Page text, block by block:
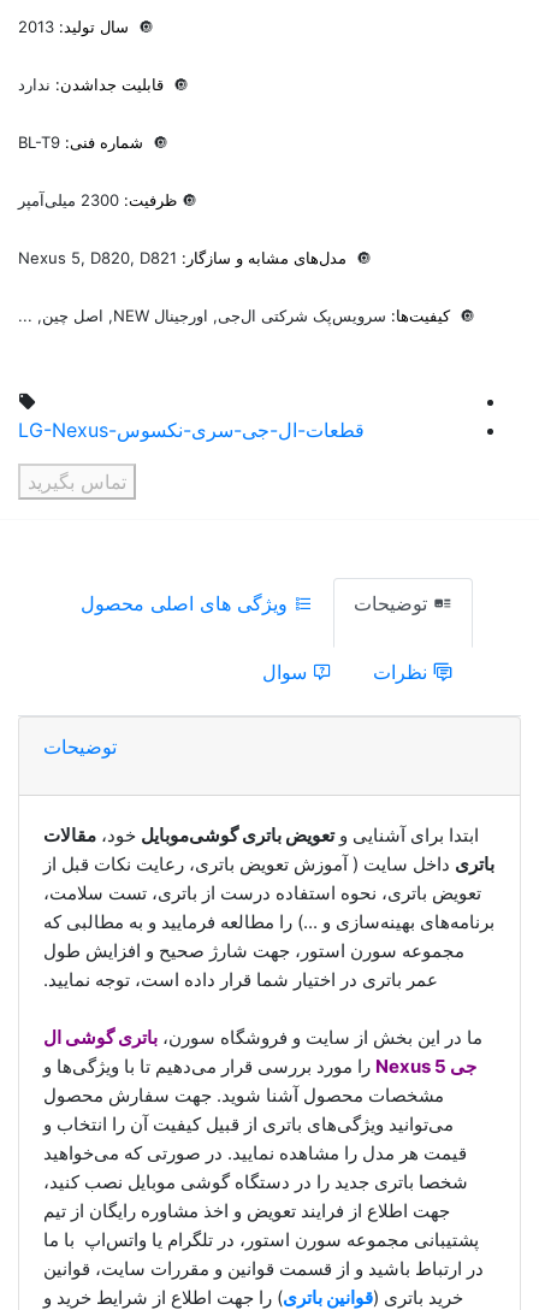
🔘 سال تولید:
🔘 قابلیت جداشدن: ندارد
🔘 شماره فنی:
🔘 ظرفیت:
🔘 مدل‌های مشابه و سازگار:
🔘کیفیت‌ها: سرویس‌پک شرکتی ال‌جی, اورجینال NEW, اصل چین, ...
قطعات-ال-جی-سری-نکسوس-LG-Nexus
تماس بگیرید
توضیحات ویژگی های اصلی محصول
نظرات سوال
توضیحات
ابتدا برای آشنایی وتعویض باتری گوشی‌موبایل خود، مقالات
باتری داخل سایت ( آموزش تعویض باتری، رعایت نکات قبل از
تعویض باتری، نحوه استفاده درست از باتری، تست سلامت،
برنامه‌های بهینه‌سازی و ...) را مطالعه فرمایید و به مطالبی که
مجموعه سورن استور، جهت شارژ صحیح و افزایش طول
عمر باتری در اختیار شما قرار داده است، توجه نمایید.
ما در این بخش از سایت و فروشگاه سورن، باتری گوشی ال
جی Nexus 5
را مورد بررسی قرار می‌دهیم تا با ویژگی‌ها و
مشخصات محصول آشنا شوید. جهت سفارش محصول
می‌توانید ویژگی‌های باتری از قبیل کیفیت آن را انتخاب و
قیمت هر مدل را مشاهده نمایید. در صورتی که می‌خواهید
شخصا باتری جدید را در دستگاه گوشی موبایل نصب کنید،
جهت اطلاع از فرایند تعویض و اخذ مشاوره رایگان از تیم
پشتیبانی مجموعه سورن استور، در تلگرام یا واتس‌اپ با ما
در ارتباط باشید و از قسمت قوانین و مقررات سایت، قوانین
خرید باتری (قوانین باتری) را جهت اطلاع از شرایط خرید و